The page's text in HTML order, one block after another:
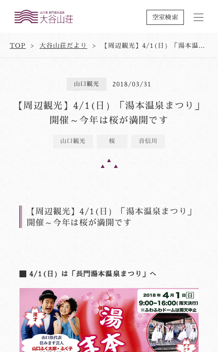
空室検索
TOP 大谷山荘だより 【周辺観光】4/1(日）「湯本温泉まつり」開催～今年は桜が満開です
山口観光 2018/03/31
【周辺観光】4/1(日）「湯本温泉まつり」
開催～今年は桜が満開です
山口観光 桜 音信川
【周辺観光】4/1(日）「湯本温泉まつり」
開催～今年は桜が満開です
4/1(日）は「長門湯本温泉まつり」へ